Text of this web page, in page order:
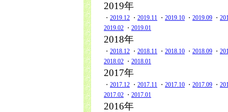
2019年
・ 2019.12 ・ 2019.11 ・ 2019.10 ・ 2019.09 ・
2019.02 ・ 2019.01
2018年
・ 2018.12 ・ 2018.11 ・ 2018.10 ・ 2018.09 ・
2018.02 ・ 2018.01
2017年
・ 2017.12 ・ 2017.11 ・ 2017.10 ・ 2017.09 ・
2017.02 ・ 2017.01
2016年